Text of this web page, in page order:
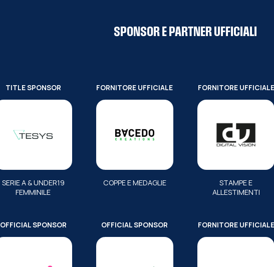
SPONSOR E PARTNER UFFICIALI
TITLE SPONSOR
SERIE A & UNDER19
FEMMINILE
FORNITORE UFFICIALE
COPPE E MEDAGLIE
FORNITORE UFFICIALE
STAMPE E
ALLESTIMENTI
OFFICIAL SPONSOR OFFICIAL SPONSOR FORNITORE UFFICIALE